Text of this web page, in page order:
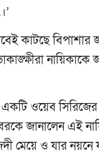
কাটছে বিপাশার
নায়িকাকে
একটি ওয়েব
জানালেন এই
মেয়ে ও যার নয়নে